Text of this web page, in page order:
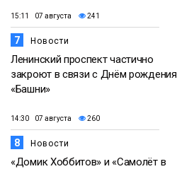
15:11 07 августа 241
7 Новости
Ленинский проспект частично
закроют в связи с Днём рождения
«Башни»
14:30 07 августа 260
8 Новости
«Домик Хоббитов» и «Самолёт в